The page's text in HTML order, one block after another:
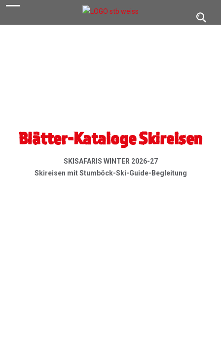
Blätter-Kataloge Skireisen
SKISAFARIS WINTER 2026-27
Skireisen mit Stumböck-Ski-Guide-Begleitung